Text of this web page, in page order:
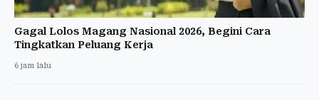
Gagal Lolos Magang Nasional 2026, Begini Cara
Tingkatkan Peluang Kerja
6 jam lalu